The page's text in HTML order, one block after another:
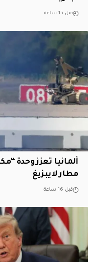
قبل 15 ساعة
ألمانيا تعزز وحدة
مطار لايبزيغ
قبل 16 ساعة